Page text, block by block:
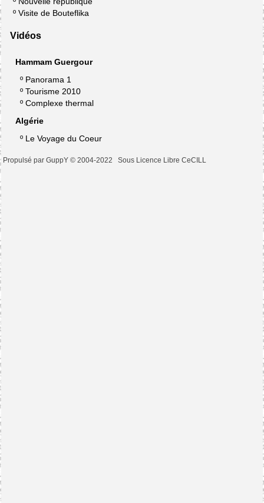
º Visite de Bouteflika
Vidéos
Hammam Guergour
º Panorama 1
º Tourisme 2010
º Complexe thermal
Algérie
º Le Voyage du Coeur
Propulsé par GuppY © 2004-2022 Sous Licence Libre CeCILL